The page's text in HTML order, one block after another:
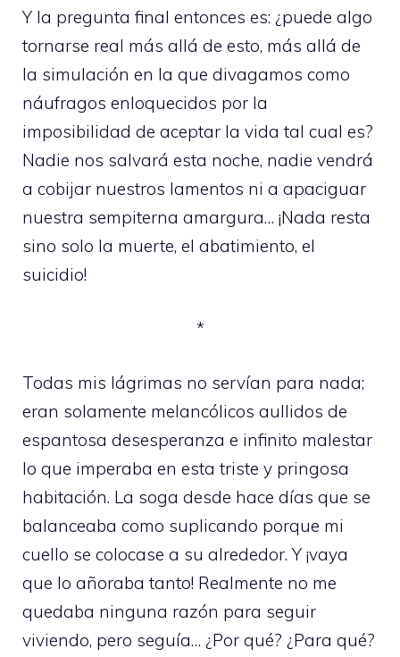
Y la pregunta final entonces es: ¿puede algo
tornarse real más allá de esto, más allá de
la simulación en la que divagamos como
náufragos enloquecidos por la
imposibilidad de aceptar la vida tal cual es?
Nadie nos salvará esta noche, nadie vendrá
a cobijar nuestros lamentos ni a apaciguar
nuestra sempiterna amargura… ¡Nada resta
sino solo la muerte, el abatimiento, el
suicidio!
*
Todas mis lágrimas no servían para nada;
eran solamente melancólicos aullidos de
espantosa desesperanza e infinito malestar
lo que imperaba en esta triste y pringosa
habitación. La soga desde hace días que se
balanceaba como suplicando porque mi
cuello se colocase a su alrededor. Y ¡vaya
que lo añoraba tanto! Realmente no me
quedaba ninguna razón para seguir
viviendo, pero seguía… ¿Por qué? ¿Para qué?